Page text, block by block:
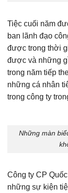
Tiệc cuối năm
ban lãnh đạo
được trong thời
được và những
trong năm tiếp
những cá nhân
trong công ty
Những màn
Công ty CP
những sự kiện